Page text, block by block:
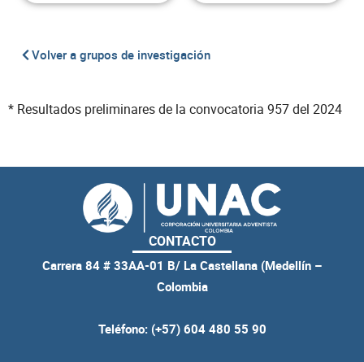
Volver a grupos de investigación
* Resultados preliminares de la convocatoria 957 del 2024
CONTACTO
Carrera 84 # 33AA-01 B/ La Castellana (Medellín –
Colombia
Teléfono: (+57) 604 480 55 90